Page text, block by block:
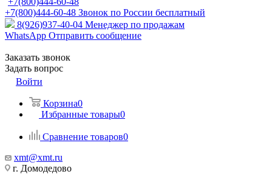
+7(800)444-60-48 Звонок по России бесплатный
8(926)937-40-04 Менеджер по продажам
WhatsApp Отправить сообщение
Заказать звонок
Задать вопрос
Войти
Корзина0
Избранные товары0
Сравнение товаров0
xmt@xmt.ru
г. Домодедово